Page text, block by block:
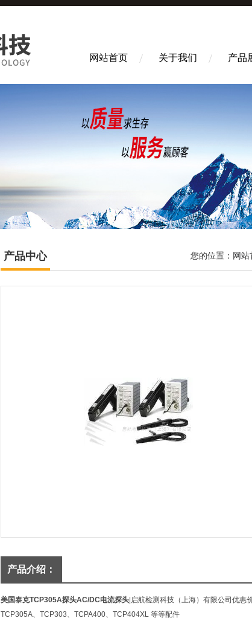
网站首页 关于我们 产品
产品中心 您的位置： 网站
产品介绍：
美国泰克TCP305A探头AC/DC电流探头 |启航检测科技（上海）有限公司优惠
TCP305A、TCP303、TCPA400、TCP404XL 等等配件